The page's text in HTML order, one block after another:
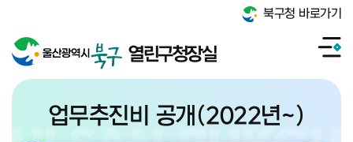
북구청 바로가기
열린구청장실
업무추진비 공개(2022년~)